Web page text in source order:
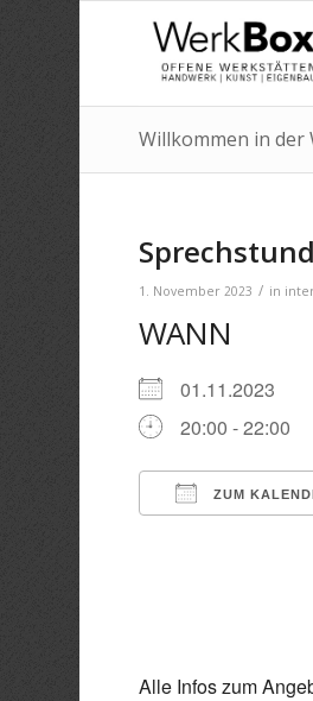
Willkommen in der
1. November 2023 / in
WANN
01.11.2023
20:00 - 22:00
ZUM
Alle Infos zum